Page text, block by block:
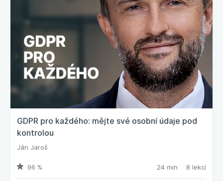
GDPR pro každého: mějte své osobní údaje pod
kontrolou
Ján Jaroš
96 % 24 min 8 lekcí